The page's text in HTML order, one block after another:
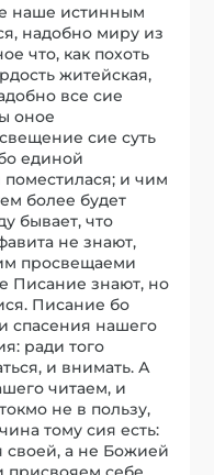
наше истинным
надобно миру из
что, как похоть
житейская,
все сие
оное
сие суть
единой
поместилася; и чим
более будет
бывает, что
не знают,
просвещаеми
Писание знают, но
Писание бо
спасения нашего
ради того
и внимать. А
читаем, и
не в пользу,
тому сия есть:
а не Божией